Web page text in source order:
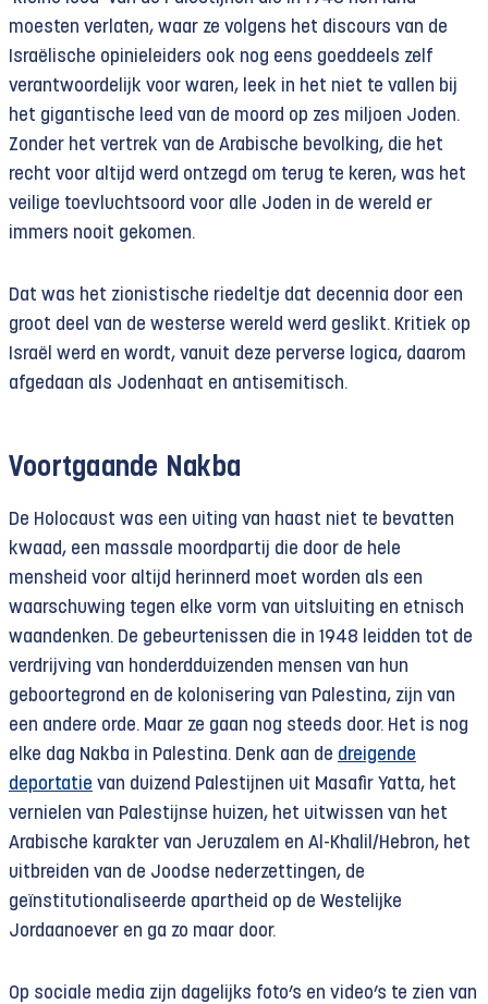
moesten verlaten, waar ze volgens het discours van de
Israëlische opinieleiders ook nog eens goeddeels zelf
verantwoordelijk voor waren, leek in het niet te vallen bij
het gigantische leed van de moord op zes miljoen Joden.
Zonder het vertrek van de Arabische bevolking, die het
recht voor altijd werd ontzegd om terug te keren, was het
veilige toevluchtsoord voor alle Joden in de wereld er
immers nooit gekomen.
Dat was het zionistische riedeltje dat decennia door een
groot deel van de westerse wereld werd geslikt. Kritiek op
Israël werd en wordt, vanuit deze perverse logica, daarom
afgedaan als Jodenhaat en antisemitisch.
Voortgaande Nakba
De Holocaust was een uiting van haast niet te bevatten
kwaad, een massale moordpartij die door de hele
mensheid voor altijd herinnerd moet worden als een
waarschuwing tegen elke vorm van uitsluiting en etnisch
waandenken. De gebeurtenissen die in 1948 leidden tot de
verdrijving van honderdduizenden mensen van hun
geboortegrond en de kolonisering van Palestina, zijn van
een andere orde. Maar ze gaan nog steeds door. Het is nog
elke dag Nakba in Palestina. Denk aan de dreigende
deportatie van duizend Palestijnen uit Masafir Yatta, het
vernielen van Palestijnse huizen, het uitwissen van het
Arabische karakter van Jeruzalem en Al-Khalil/Hebron, het
uitbreiden van de Joodse nederzettingen, de
geïnstitutionaliseerde apartheid op de Westelijke
Jordaanoever en ga zo maar door.
Op sociale media zijn dagelijks foto’s en video’s te zien van